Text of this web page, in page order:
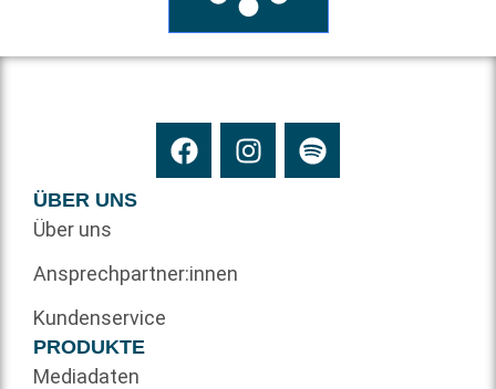
ÜBER UNS
Über uns
Ansprechpartner:innen
Kundenservice
PRODUKTE
Mediadaten